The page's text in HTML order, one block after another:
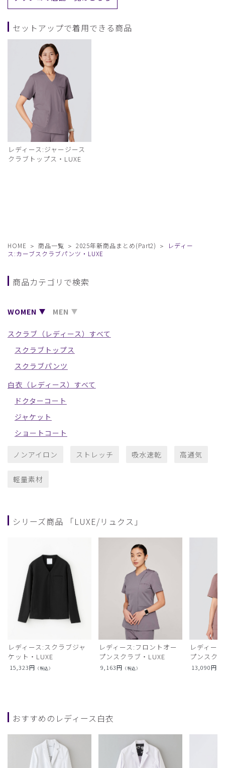
セットアップで着用できる商品
レディース:ジャージース
クラブトップス・LUXE
HOME 商品一覧 2025年新商品まとめ(Part2)
レディー
ス:カーブスクラブパンツ・LUXE
商品カテゴリで検索
WOMEN MEN
スクラブ（レディース）すべて
スクラブトップス
スクラブパンツ
白衣（レディース）すべて
ドクターコート
ジャケット
ショートコート
ノンアイロン ストレッチ 吸水速乾 高通気
軽量素材
シリーズ商品 「LUXE/リュクス」
レディース:スクラブジャ
ケット・LUXE
15,323円 （税込）
レディース:フロントオー
プンスクラブ・LUXE
9,163円 （税込）
レディー
プンスク
13,090円
おすすめのレディース白衣